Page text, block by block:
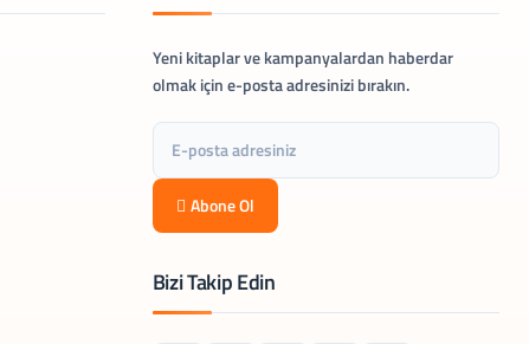
Yeni kitaplar ve kampanyalardan haberdar
olmak için e-posta adresinizi bırakın.
Abone Ol
Bizi Takip Edin